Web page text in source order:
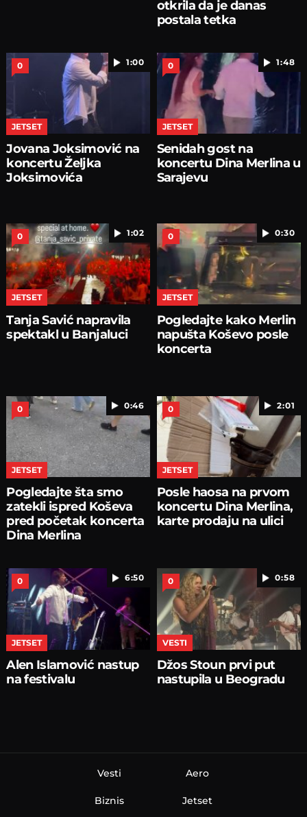
otkrila da je danas
postala tetka
1:00
0
JETSET
Jovana Joksimović na
koncertu Željka
Joksimovića
1:48
0
JETSET
Senidah gost na
koncertu Dina Merlina u
Sarajevu
1:02
0
JETSET
Tanja Savić napravila
spektakl u Banjaluci
0:30
0
JETSET
Pogledajte kako Merlin
napušta Koševo posle
koncerta
0:46
0
JETSET
Pogledajte šta smo
zatekli ispred Koševa
pred početak koncerta
Dina Merlina
2:01
0
JETSET
Posle haosa na prvom
koncertu Dina Merlina,
karte prodaju na ulici
6:50
0
JETSET
Alen Islamović nastup
na festivalu
0:58
0
VESTI
Džos Stoun prvi put
nastupila u Beogradu
Vesti
Biznis
Aero
Jetset